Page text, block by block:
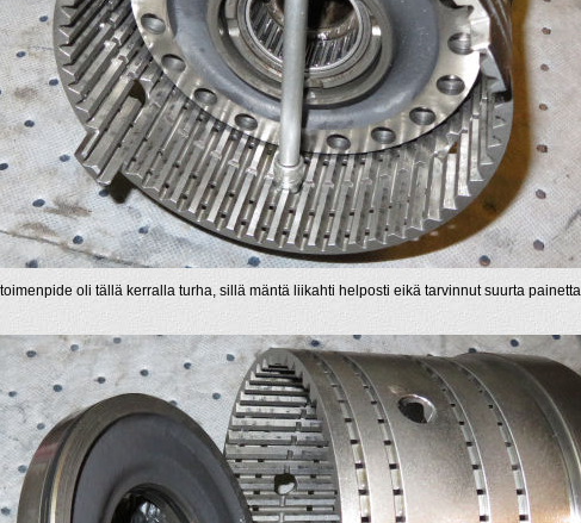
oli tällä kerralla turha, sillä mäntä liikahti helposti eikä tarvinnut suurta painetta.